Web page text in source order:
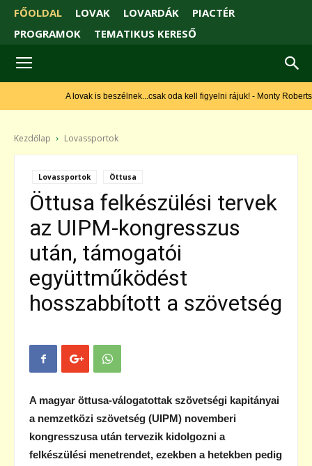
FŐOLDAL LOVAK LOVARDÁK
PIACTÉR
PROGRAMOK
TEMATIKUS KERESŐ
A lovak is beszélnek...csak oda kell figyelni rájuk! - Monty Roberts
Kezdőlap Lovassportok
Lovassportok Öttusa
Öttusa felkészülési tervek
az UIPM-kongresszus
után, támogatói
együttműködést
hosszabbított a szövetség
A magyar öttusa-válogatottak szövetségi kapitányai
a nemzetközi szövetség (UIPM) novemberi
kongresszusa után tervezik kidolgozni a
felkészülési menetrendet, ezekben a hetekben pedig